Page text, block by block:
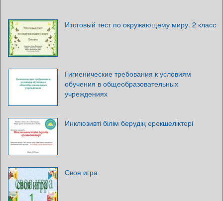
Итоговый тест по окружающему миру. 2 класс
Гигиенические требования к условиям
обучения в общеобразовательных
учреждениях
Инклюзивті білім берудің ерекшеліктері
Своя игра